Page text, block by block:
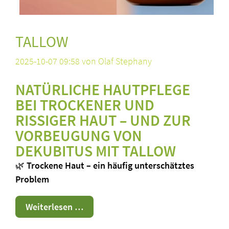
TALLOW
2025-10-07 09:58 von Olaf Stephany
NATÜRLICHE HAUTPFLEGE
BEI TROCKENER UND
RISSIGER HAUT – UND ZUR
VORBEUGUNG VON
DEKUBITUS MIT TALLOW
🌿 Trockene Haut – ein häufig unterschätztes
Problem
Weiterlesen …Tallow